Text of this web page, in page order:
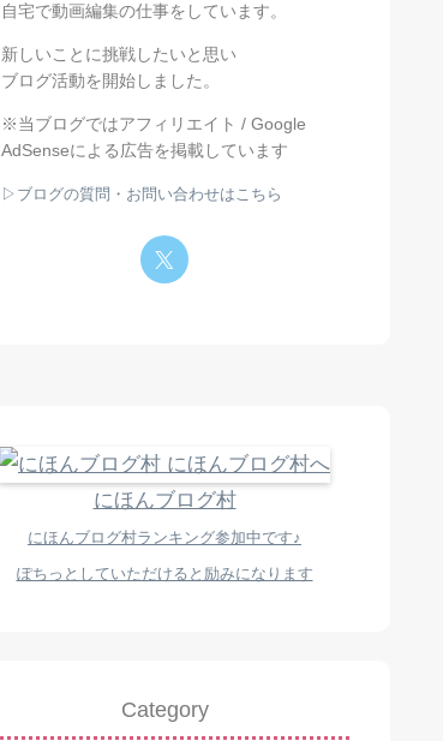
自宅で動画編集の仕事をしています。
新しいことに挑戦したいと思い
ブログ活動を開始しました。
※当ブログではアフィリエイト / Google
AdSenseによる広告を掲載しています
▷ブログの質問・お問い合わせはこちら
にほんブログ村
にほんブログ村ランキング参加中です♪
ぽちっとしていただけると励みになります
Category